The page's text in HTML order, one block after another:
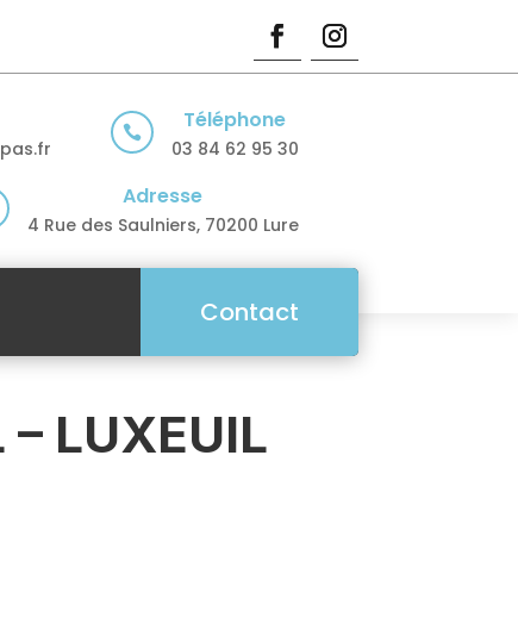
 Téléphone
03 84 62 95 30
Adresse
4 Rue des Saulniers, 70200 Lure
Contact
– LUXEUIL